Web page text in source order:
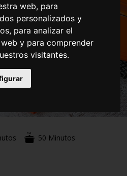
web, para
personalizados y
para analizar el
y para comprender
visitantes.
50 Minutos